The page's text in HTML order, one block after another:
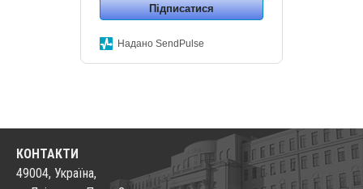
Підписатися
Надано SendPulse
КОНТАКТИ
49004, Україна,